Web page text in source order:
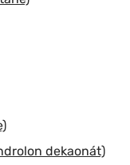
dekaonát)